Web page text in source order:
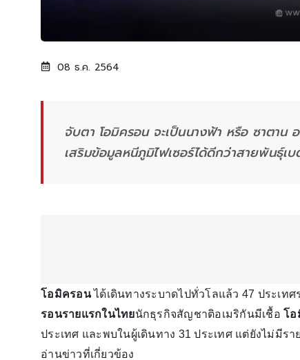
08 ธ.ค. 2564
จับตา โอมิครอน จะเป็นนางฟ้า หรือ ซาตาน
เสริมข้อมูลหนีภูมิไฟเซอร์ได้ดีกว่าสายพันธุ์เบ
โอมิครอนได้เดินทางระบาดไปทั่วโลแล้ว 47 ประเท
รอนรายแรกในไทยนักธุรกิจสัญชาติอเมริกันมีเชื้อ โอ
ประเทศ และพบในผู้เดินทาง 31 ประเทศ แต่ยังไม่มีร
อ่านข่าวที่เกี่ยวข้อง